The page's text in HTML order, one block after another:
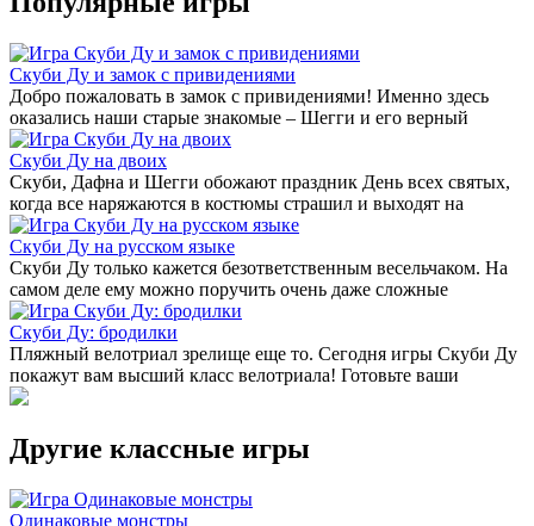
Скуби Ду и замок с привидениями
Добро пожаловать в замок с привидениями! Именно здесь
оказались наши старые знакомые – Шегги и его верный
Скуби Ду на двоих
Скуби, Дафна и Шегги обожают праздник День всех святых,
когда все наряжаются в костюмы страшил и выходят на
Скуби Ду на русском языке
Скуби Ду только кажется безответственным весельчаком. На
самом деле ему можно поручить очень даже сложные
Скуби Ду: бродилки
Пляжный велотриал зрелище еще то. Сегодня игры Скуби Ду
покажут вам высший класс велотриала! Готовьте ваши
Другие классные игры
Одинаковые монстры